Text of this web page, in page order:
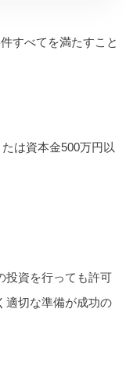
すべてを満たすこと
たは資本金500万円以
投資を行っても許可
適切な準備が成功の